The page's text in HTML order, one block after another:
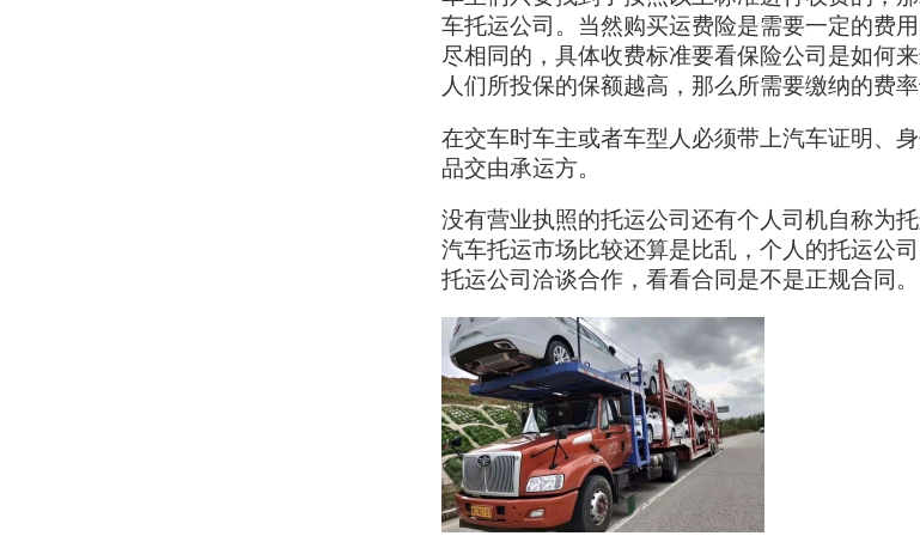
车托运公司。当然购买运费险是需要一定的费
尽相同的，具体收费标准要看保险公司是如何
人们所投保的保额越高，那么所需要缴纳的费率
在交车时车主或者车型人必须带上汽车证明、
品交由承运方。
没有营业执照的托运公司还有个人司机自称为
汽车托运市场比较还算是比乱，个人的托运公
托运公司洽谈合作，看看合同是不是正规合同。